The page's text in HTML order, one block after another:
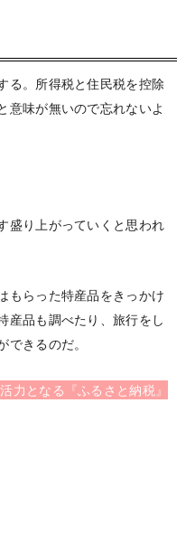
る。所得税と住民税を控除
意味が無いので忘れないよ
盛り上がっていくと思われ
もらった特産品をきっかけ
産品も調べたり、旅行をし
できるのだ。
力となる『ふるさと納税』